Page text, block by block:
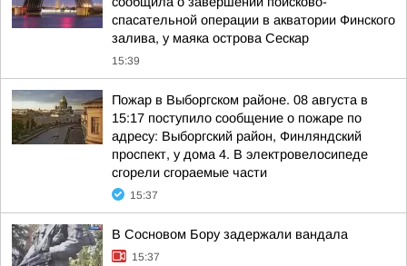
спасательной операции в акватории Финского
залива, у маяка острова Сескар
15:39
Пожар в Выборгском районе. 08 августа в
15:17 поступило сообщение о пожаре по
адресу: Выборгский район, Финляндский
проспект, у дома 4. В электровелосипеде
сгорели сгораемые части
15:37
В Сосновом Бору задержали вандала
15:37